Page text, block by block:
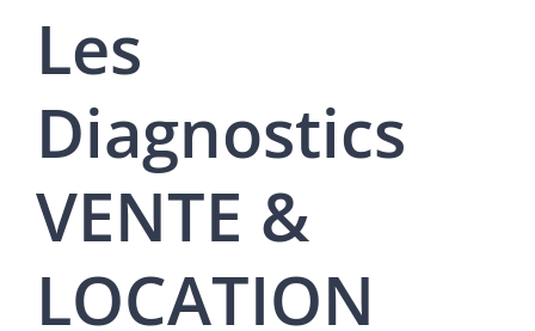
Les
Diagnostics
VENTE &
LOCATION